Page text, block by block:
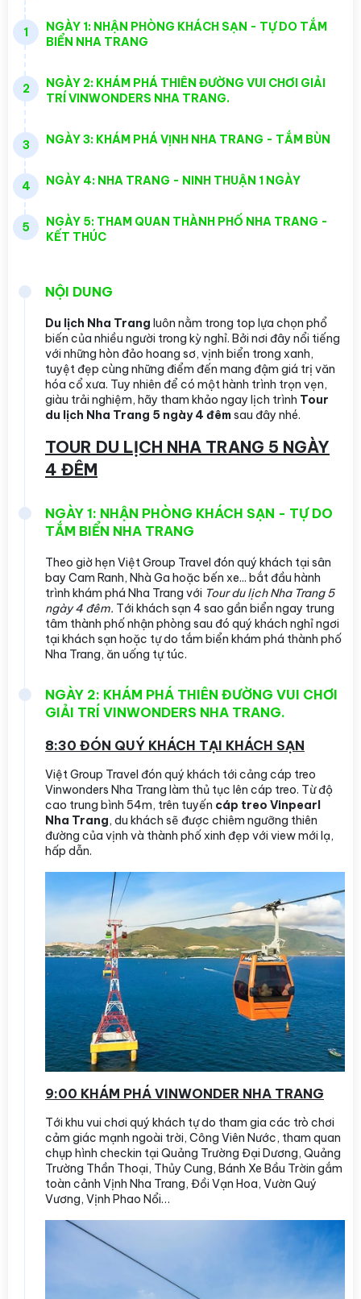
1
NGÀY 1: NHẬN PHÒNG KHÁCH SẠN - TỰ DO TẮM
BIỂN NHA TRANG
2
NGÀY 2: KHÁM PHÁ THIÊN ĐƯỜNG VUI CHƠI GIẢI
TRÍ VINWONDERS NHA TRANG.
3 NGÀY 3: KHÁM PHÁ VỊNH NHA TRANG - TẮM BÙN
4 NGÀY 4: NHA TRANG - NINH THUẬN 1 NGÀY
5
NGÀY 5: THAM QUAN THÀNH PHỐ NHA TRANG -
KẾT THÚC
NỘI DUNG
Du lịch Nha Trang luôn nằm trong top lựa chọn phổ
biến của nhiều người trong kỳ nghỉ. Bởi nơi đây nổi tiếng
với những hòn đảo hoang sơ, vịnh biển trong xanh,
tuyệt đẹp cùng những điểm đến mang đậm giá trị văn
hóa cổ xưa. Tuy nhiên để có một hành trình trọn vẹn,
giàu trải nghiệm, hãy tham khảo ngay lịch trình Tour
du lịch Nha Trang 5 ngày 4 đêmsau đây nhé.
TOUR DU LỊCH NHA TRANG 5 NGÀY
4 ĐÊM
NGÀY 1: NHẬN PHÒNG KHÁCH SẠN - TỰ DO
TẮM BIỂN NHA TRANG
Theo giờ hẹn Việt Group Travel đón quý khách tại sân
bay Cam Ranh, Nhà Ga hoặc bến xe... bắt đầu hành
trình khám phá Nha Trang với Tour du lịch Nha Trang 5
ngày 4 đêm. Tới khách sạn 4 sao gần biển ngay trung
tâm thành phố nhận phòng sau đó quý khách nghỉ ngơi
tại khách sạn hoặc tự do tắm biển khám phá thành phố
Nha Trang, ăn uống tự túc.
NGÀY 2: KHÁM PHÁ THIÊN ĐƯỜNG VUI CHƠI
GIẢI TRÍ VINWONDERS NHA TRANG.
8:30 ĐÓN QUÝ KHÁCH TẠI KHÁCH SẠN
Việt Group Travel đón quý khách tới cảng cáp treo
Vinwonders Nha Trang làm thủ tục lên cáp treo. Từ độ
cao trung bình 54m, trên tuyến cáp treo Vinpearl
Nha Trang, du khách sẽ được chiêm ngưỡng thiên
đường của vịnh và thành phố xinh đẹp với view mới lạ,
hấp dẫn.
9:00 KHÁM PHÁ VINWONDER NHA TRANG
Tới khu vui chơi quý khách tự do tham gia các trò chơi
cảm giác mạnh ngoài trời, Công Viên Nước, tham quan
chụp hình checkin tại Quảng Trường Đại Dương, Quảng
Trường Thần Thoại, Thủy Cung, Bánh Xe Bầu Trờin gắm
toàn cảnh Vịnh Nha Trang, Đồi Vạn Hoa, Vườn Quý
Vương, Vịnh Phao Nổi…